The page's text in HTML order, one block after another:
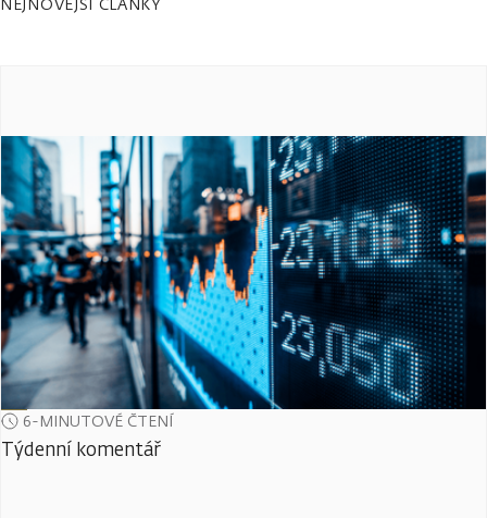
6-MINUTOVÉ ČTENÍ
Týdenní komentář